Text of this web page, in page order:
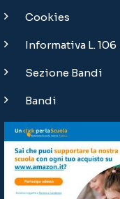
Cookies
Informativa L. 106
Sezione Bandi
Bandi